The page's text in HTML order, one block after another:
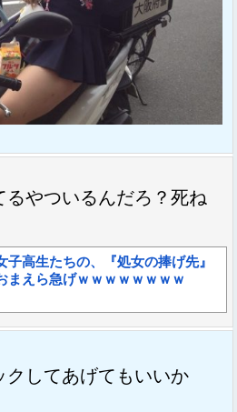
るやついるんだろ？死ね
子高生たちの、『処女の捧げ先』
まえら急げｗｗｗｗｗｗｗｗ
クしてあげてもいいか